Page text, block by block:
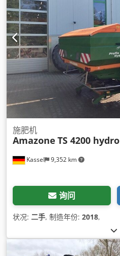
Kassel 9,352 km
施肥机
Amazone TS 4200 hydro
询问
状况: 二手, 制造年份: 2018,